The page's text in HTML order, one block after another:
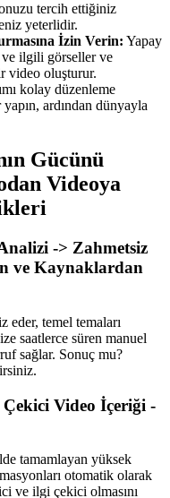
tercih ettiğiniz
yeterlidir.
İzin Verin: Yapay
ve ilgili görseller ve
video oluşturur.
kolay düzenleme
ardından dünyayla
Gücünü
Videoya
-> Zahmetsiz
ve Kaynaklardan
eder, temel temaları
saatlerce süren manuel
sağlar. Sonuç mu?
Video İçeriği -
tamamlayan yüksek
otomatik olarak
ve ilgi çekici olmasını